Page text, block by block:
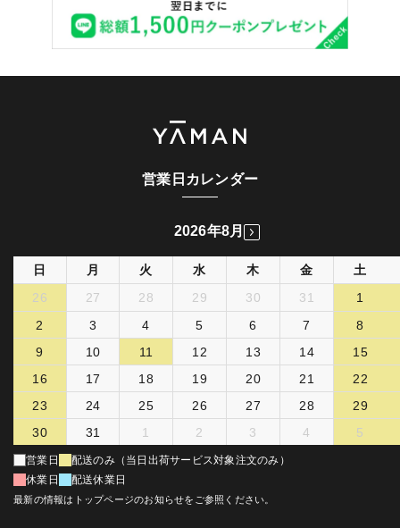
営業日カレンダー
2026年8月
日 月 火 水 木 金
土
26
27 28 29 30 31
1
2
3 4 5 6 7
8
9
10 11 12 13 14
15
16
17 18 19 20 21
22
23
24 25 26 27 28
29
30
31 1 2 3 4 5
営業日
配送のみ（当日出荷サービス対象注文のみ）
休業日
配送休業日
最新の情報はトップページのお知らせをご参照ください。